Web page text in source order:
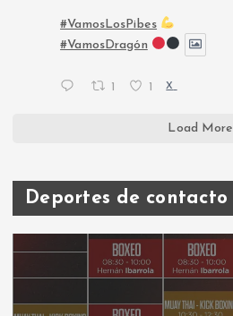
#VamosLosPibes
#VamosDragón
X
Load More
Deportes de contacto